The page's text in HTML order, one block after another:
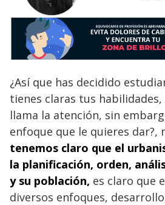
¿Así que has decidido
tienes claras tus
llama la atención, sin
enfoque que le quieres dar?,
tenemos claro que el
la planificación, orden,
y su población, es claro que
diversos enfoques,